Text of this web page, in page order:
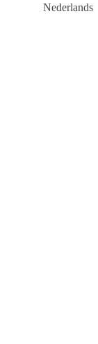
Nederlands